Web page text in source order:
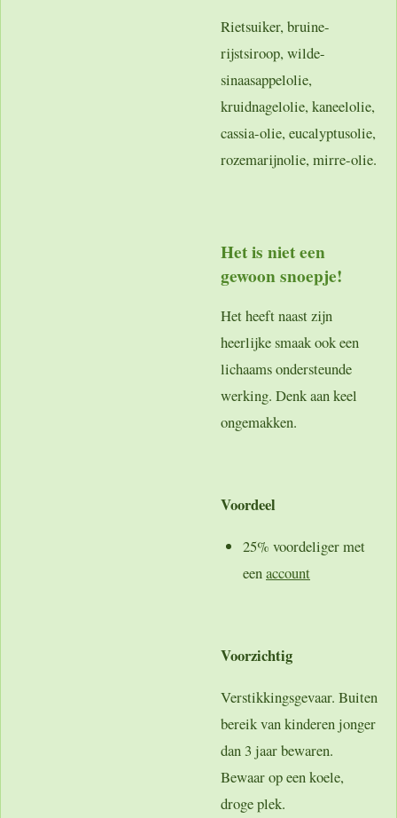
Rietsuiker, bruine-
rijstsiroop, wilde-
sinaasappelolie,
kruidnagelolie, kaneelolie,
cassia-olie, eucalyptusolie,
rozemarijnolie, mirre-olie.
Het is niet een
gewoon snoepje!
Het heeft naast zijn
heerlijke smaak ook een
lichaams ondersteunde
werking. Denk aan keel
ongemakken.
Voordeel
25% voordeliger met
eenaccount
Voorzichtig
Verstikkingsgevaar. Buiten
bereik van kinderen jonger
dan 3 jaar bewaren.
Bewaar op een koele,
droge plek.